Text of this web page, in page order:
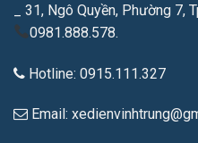
_ 31, Ngô Quyền, Phường 7,
0981.888.578.
Hotline: 0915.111.327
Email: